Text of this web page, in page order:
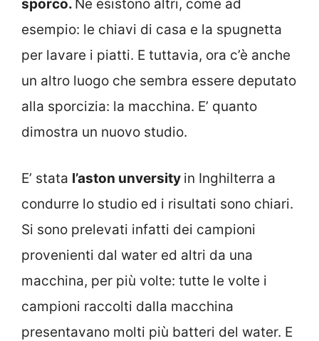
sporco. Ne esistono altri, come ad
esempio: le chiavi di casa e la spugnetta
per lavare i piatti. E tuttavia, ora c’è anche
un altro luogo che sembra essere deputato
alla sporcizia: la macchina. E’ quanto
dimostra un nuovo studio.
E’ stata l’aston unversity in Inghilterra a
condurre lo studio ed i risultati sono chiari.
Si sono prelevati infatti dei campioni
provenienti dal water ed altri da una
macchina, per più volte: tutte le volte i
campioni raccolti dalla macchina
presentavano molti più batteri del water. E